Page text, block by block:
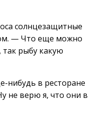
солнцезащитные
— Что еще можно
рыбу какую
нибудь в ресторане
не верю я, что они в